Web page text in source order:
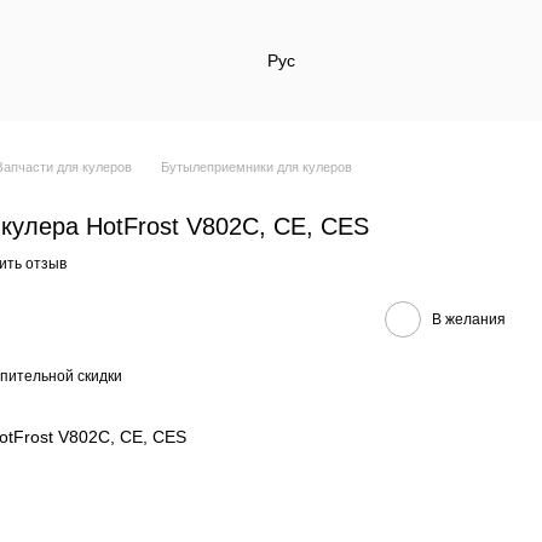
Рус
для кулеров
Бутылеприемники для кулеров
HotFrost V802C, CE, CES
отзыв
В желания
скидки
V802C, CE, CES